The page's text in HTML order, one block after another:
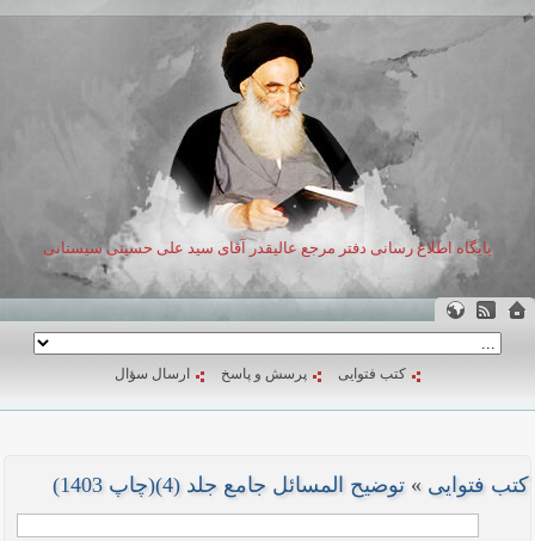
پایگاه اطلاع رسانی دفتر مرجع عالیقدر آقای سید علی حسینی سیستانی
کتب فتوایی پرسش و پاسخ ارسال سؤال
کتب فتوایی » توضیح المسائل جامع جلد (4)(چاپ 1403)